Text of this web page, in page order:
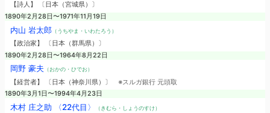
【詩人】 〔日本（宮城県）〕
1890年2月28日〜1971年11月19日
内山 岩太郎（うちやま・いわたろう）
【政治家】 〔日本（群馬県）〕
1890年2月28日〜1964年8月22日
岡野 豪夫 （おかの・ひでお）
【経営者】 〔日本（神奈川県）〕 ※スルガ銀行 元頭取
1890年3月1日〜1994年4月23日
木村 庄之助 〈22代目〉 （きむら・しょうのすけ）